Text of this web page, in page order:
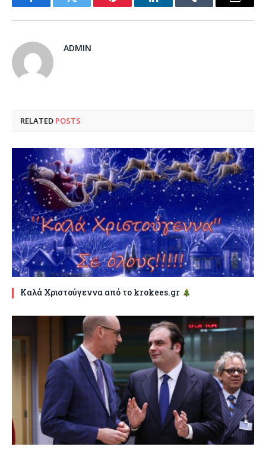
FacebookTwitter Pinterest LinkedInTumblr Email
ADMIN
RELATED POSTS
Καλά Χριστούγεννα από το krokees.gr